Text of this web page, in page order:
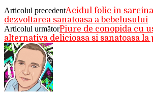
Articolul precedentAcidul folic in
dezvoltarea sanatoasa a bebelusului
Articolul următorPiure de conopida cu
alternativa delicioasa si sanatoasa